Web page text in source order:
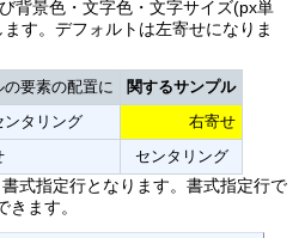
背景色・文字色・文字サイズ(px単
す。デフォルトは左寄せになりま
の要素の配置に
関するサンプル
ンタリング
右寄せ
センタリング
式指定行となります。書式指定行で
ます。